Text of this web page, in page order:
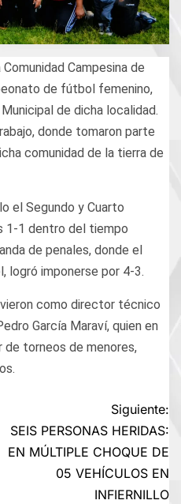
Campesina de
de fútbol femenino,
de dicha localidad.
donde tomaron parte
comunidad de la tierra de
el Segundo y Cuarto
1-1 dentro del tiempo
de penales, donde el
logró imponerse por 4-3.
como director técnico
García Maraví, quien en
torneos de menores,
Siguiente:
SEIS PERSONAS HERIDAS:
EN MÚLTIPLE CHOQUE DE
05 VEHÍCULOS EN
INFIERNILLO